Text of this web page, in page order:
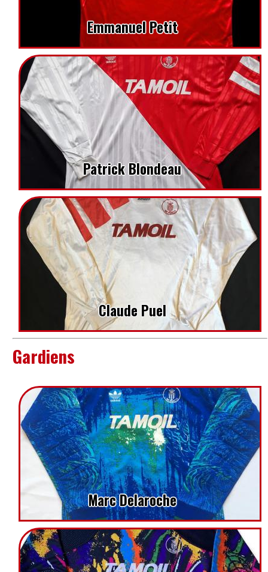
Emmanuel Petit
Patrick Blondeau
Claude Puel
Gardiens
Marc Delaroche